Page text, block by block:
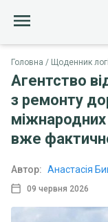
Головна Щоденник
Агентство
з ремонту
міжнародних
вже
09 червня 2026
Автор: Анастасія